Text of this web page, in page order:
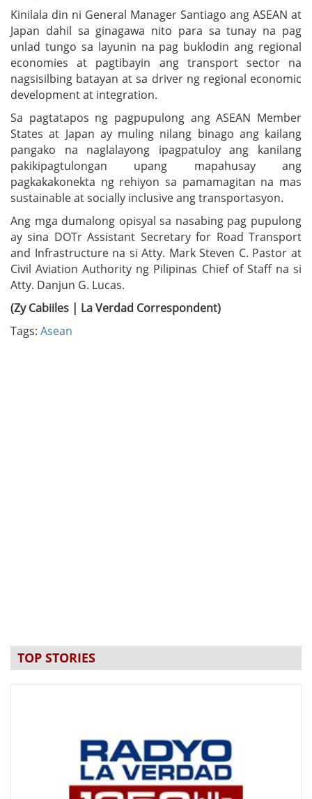
Kinilala din ni General Manager Santiago ang ASEAN at
Japan dahil sa ginagawa nito para sa tunay na pag
unlad tungo sa layunin na pag buklodin ang regional
economies at pagtibayin ang transport sector na
nagsisilbing batayan at sa driver ng regional economic
development at integration.
Sa pagtatapos ng pagpupulong ang ASEAN Member
States at Japan ay muling nilang binago ang kailang
pangako na naglalayong ipagpatuloy ang kanilang
pakikipagtulongan upang mapahusay ang
pagkakakonekta ng rehiyon sa pamamagitan na mas
sustainable at socially inclusive ang transportasyon.
Ang mga dumalong opisyal sa nasabing pag pupulong
ay sina DOTr Assistant Secretary for Road Transport
and Infrastructure na si Atty. Mark Steven C. Pastor at
Civil Aviation Authority ng Pilipinas Chief of Staff na si
Atty. Danjun G. Lucas.
(Zy Cabiiles | La Verdad Correspondent)
Tags: Asean
TOP STORIES